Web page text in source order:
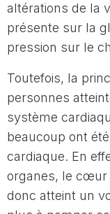
altérations de la
présente sur la
pression sur le
Toutefois, la
personnes
système
beaucoup ont
cardiaque. En
organes, le cœur
donc atteint un